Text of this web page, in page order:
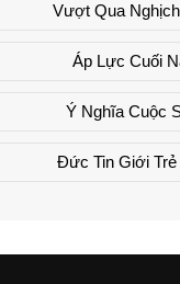
Vượt Qua
Áp Lực Cuối
Ý Nghĩa Cuộc
Đức Tin Giới Trẻ